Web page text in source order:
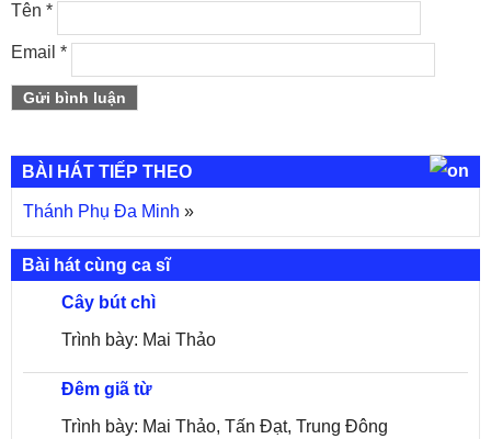
Tên *
Email *
BÀI HÁT TIẾP THEO
Thánh Phụ Đa Minh »
Bài hát cùng ca sĩ
Cây bút chì
Trình bày: Mai Thảo
Đêm giã từ
Trình bày: Mai Thảo, Tấn Đạt, Trung Đông